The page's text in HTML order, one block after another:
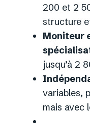
200 et 2
structure
Moniteur
jusqu’à 2
variables,
mais avec